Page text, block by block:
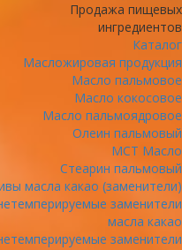
Продажа пищевых
ингредиентов
Каталог
Масложировая продукция
Масло пальмовое
Масло кокосовое
Масло пальмоядровое
Олеин пальмовый
МСТ Масло
Стеарин пальмовый
масла какао (заменители)
заменители
масла какао
заменители